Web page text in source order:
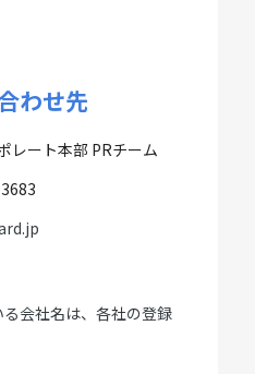
わせ先
レート本部 PRチーム
会社名は、各社の登録